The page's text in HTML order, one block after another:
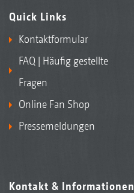
Quick Links
Kontaktformular
FAQ | Häufig gestellte
Fragen
Online Fan Shop
Pressemeldungen
Kontakt & Informationen